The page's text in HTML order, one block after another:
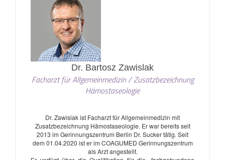
Dr. Bartosz Zawislak
Facharzt für Allgemeinmedizin / Zusatzbezeichnung
Hämostaseologie
Dr. Zawislak ist Facharzt für Allgemeinmedizin mit
Zusatzbezeichnung Hämostaseologie. Er war bereits seit
2013 im Gerinnungszentrum Berlin Dr. Sucker tätig. Seit
dem 01.04.2020 ist er im COAGUMED Gerinnungszentrum
als Arzt angestellt.